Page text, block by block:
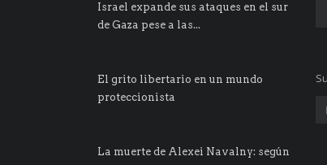
Israel expande sus ataques en el sur
de Gaza pese a las...
El grito libertario en un mundo
proteccionista
La muerte de Alexei Navalny: según